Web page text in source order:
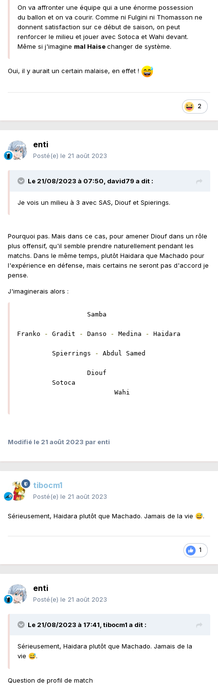
On va affronter une équipe qui a une énorme possession
du ballon et on va courir. Comme ni Fulgini ni Thomasson ne
donnent satisfaction sur ce début de saison, on peut
renforcer le milieu et jouer avec Sotoca et Wahi devant.
Même si j'imagine mal Haisechanger de système.
Oui, il y aurait un certain malaise, en effet !
2
enti
Posté(e) le 21 août 2023
Le 21/08/2023 à 07:50, david79 a dit :
Je vois un milieu à 3 avec SAS, Diouf et Spierings.
Pourquoi pas. Mais dans ce cas, pour amener Diouf dans un rôle
plus offensif, qu'il semble prendre naturellement pendant les
matchs. Dans le même temps, plutôt Haidara que Machado pour
l'expérience en défense, mais certains ne seront pas d'accord je
pense.
J'imaginerais alors :
Franko - Gradit - Danso - Medina - Haidara
         Spierrings
- Abdul Samed
Modifié le 21 août 2023 par enti
tibocm1
Posté(e) le 21 août 2023
Sérieusement, Haidara plutôt que Machado. Jamais de la vie 😅.
1
enti
Posté(e) le 21 août 2023
Le 21/08/2023 à 17:41, tibocm1 a dit :
Sérieusement, Haidara plutôt que Machado. Jamais de la
vie 😅.
Question de profil de match